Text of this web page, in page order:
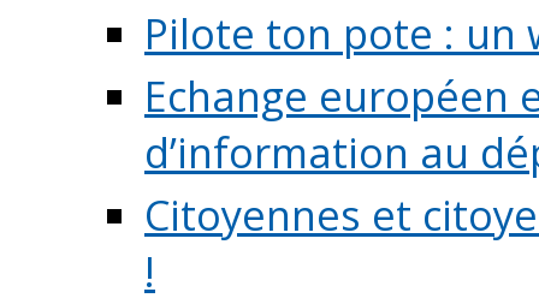
Pilote ton pote : un
Echange européen
d’information au
Citoyennes et
!